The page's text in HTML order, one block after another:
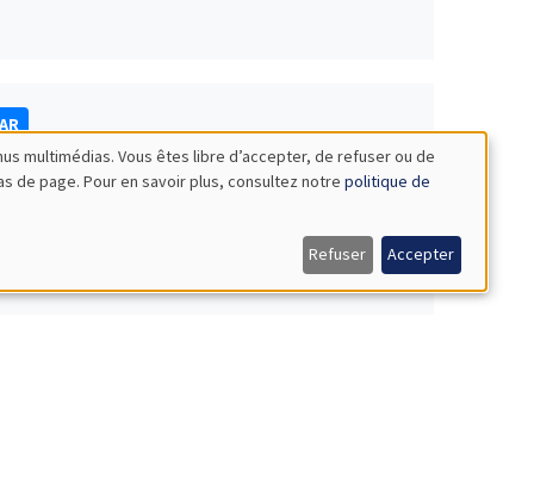
multimédias. Vous êtes libre d’accepter, de refuser ou de
de page. Pour en savoir plus, consultez notre politique de
Refuser Accepter